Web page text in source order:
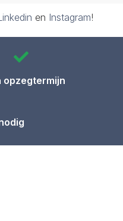
en Instagram!
opzegtermijn